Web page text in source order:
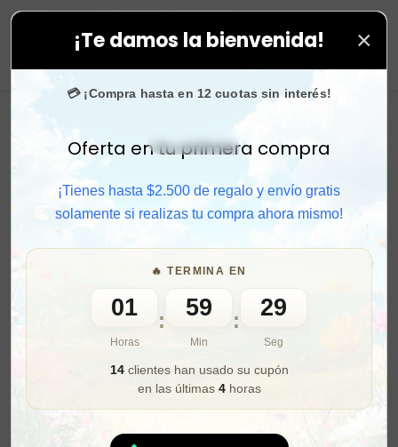
¡Te damos la bienvenida! ×
💳 ¡Compra hasta en 12 cuotas sin interés!
Activar sonido
Oferta en tu primera compra
¡Tienes hasta $2.500 de regalo y envío gratis
solamente si realizas tu compra ahora mismo!
🔥 TERMINA EN
01
Horas
: 59
Min
:
27
Seg
14clientes han usado su cupón
en las últimas 4horas
nosotros.